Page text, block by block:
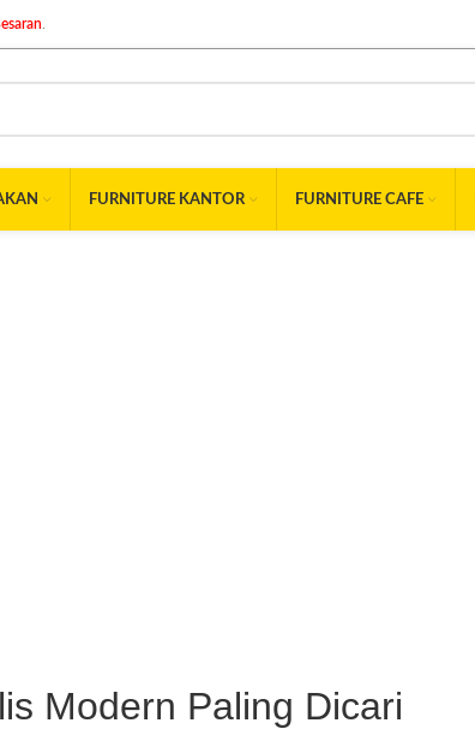
FURNITURE KANTOR FURNITURE CAFE
Modern Paling Dicari